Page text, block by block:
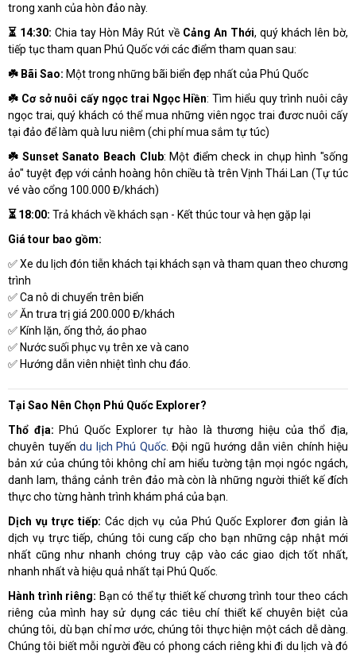
trong xanh của hòn đảo này.
⏳ 14:30: Chia tay Hòn Mây Rút về Cảng An Thới, quý khách lên bờ,
tiếp tục tham quan Phú Quốc với các điểm tham quan sau:
☘️ Bãi Sao: Một trong những bãi biển đẹp nhất của Phú Quốc
☘️ Cơ sở nuôi cấy ngọc trai Ngọc Hiền: Tìm hiểu quy trình nuôi cây
ngọc trai, quý khách có thể mua những viên ngọc trai đươc nuôi cấy
tại đảo để làm quà lưu niêm (chi phí mua sắm tự túc)
☘️ Sunset Sanato Beach Club: Một điểm check in chụp hình "sống
ảo" tuyệt đẹp với cảnh hoàng hôn chiều tà trên Vịnh Thái Lan (Tự túc
vé vào cổng 100.000 Đ/khách)
⏳ 18:00: Trả khách về khách sạn - Kết thúc tour và hẹn gặp lại
Giá tour bao gồm:
✅Xe du lịch đón tiễn khách tại khách sạn và tham quan theo chương
trình
✅ Ca nô di chuyển trên biển
✅Ăn trưa trị giá 200.000 Đ/khách
✅ Kính lặn, ống thở, áo phao
✅ Nước suối phục vụ trên xe và cano
✅ Hướng dẫn viên nhiệt tình chu đáo.
Tại Sao Nên Chọn Phú Quốc Explorer?
Thổ địa: Phú Quốc Explorer tự hào là thương hiệu của thổ địa,
chuyên tuyến du lịch Phú Quốc. Đội ngũ hướng dẫn viên chính hiệu
bản xứ của chúng tôi không chỉ am hiểu tường tận mọi ngóc ngách,
danh lam, thắng cảnh trên đảo mà còn là những người thiết kế đích
thực cho từng hành trình khám phá của bạn.
Dịch vụ trực tiếp: Các dịch vụ của Phú Quốc Explorer đơn giản là
dịch vụ trực tiếp, chúng tôi cung cấp cho bạn những cập nhật mới
nhất cũng như nhanh chóng truy cập vào các giao dịch tốt nhất,
nhanh nhất và hiệu quả nhất tại Phú Quốc.
Hành trình riêng: Bạn có thể tự thiết kế chương trình tour theo cách
riêng của mình hay sử dụng các tiêu chí thiết kế chuyên biệt của
chúng tôi, dù bạn chỉ mơ ước, chúng tôi thực hiện một cách dễ dàng.
Chúng tôi biết mỗi người đều có phong cách riêng khi đi du lịch và đó